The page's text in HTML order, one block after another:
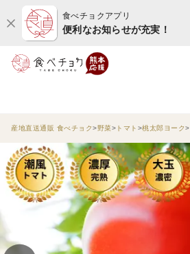
食べチョクアプリ
便利なお知らせが充実！
産地直送通販 食べチョク 野菜 トマト 桃太郎ヨーク